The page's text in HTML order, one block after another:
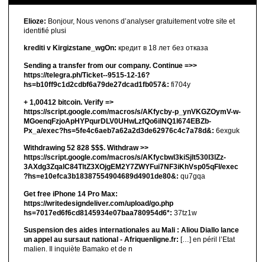
Elioze: Bonjour, Nous venons d’analyser gratuitement votre site et
identifié plusi
krediti v Kirgizstane_wgOn: кредит в 18 лет без отказа
Sending a transfer from our company. Continue =>>
https://telegra.ph/Ticket--9515-12-16?
hs=b10ff9c1d2cdbf6a79de27dcad1fb057&: fi704y
+ 1,00412 bitсоin. Verify =>
https://script.google.com/macros/s/AKfycby-p_ynVKGZOymV-w-
MGoenqFzjoApHYPqurDLV0UHwLzfQo6ilNQ1l674EBZb-
Px_a/exec?hs=5fe4c6aeb7a62a2d3de62976c4c7a78d&: 6exguk
Withdrawing 52 828 $$$. Withdrаw >>
https://script.google.com/macros/s/AKfycbwl3kiSjlt530I3lZz-
3AXdg3ZqalC84TltZ3XOjgEM2Y7ZWYFui7NF3iKhVsp05qFl/exec
?hs=e10efca3b18387554904689d4901de80&: qu7gqa
Get free iPhone 14 Pro Max:
https://writedesigndeliver.com/upload/go.php
hs=7017ed6f6cd8145934e07baa780954d6*: 37tz1w
Suspension des aides internationales au Mali : Aliou Diallo lance
un appel au sursaut national - Afriquenligne.fr: […] en péril l’Etat
malien. Il inquiète Bamako et de n